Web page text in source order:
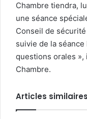
Chambre tiendra,
une séance
Conseil de
suivie de la
questions orales
Chambre.
Articles similaires